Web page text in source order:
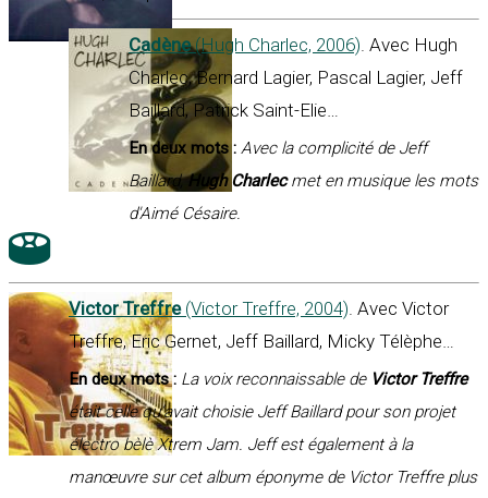
Cadène(Hugh Charlec, 2006). Avec Hugh
Charlec, Bernard Lagier, Pascal Lagier, Jeff
Baillard, Patrick Saint-Elie…
En deux mots : Avec la complicité de Jeff
Baillard,Hugh Charlecmet en musique les mots
d'Aimé Césaire.
Victor Treffre(Victor Treffre, 2004). Avec Victor
Treffre, Eric Gernet, Jeff Baillard, Micky Télèphe…
En deux mots : La voix reconnaissable de Victor Treffre
était celle qu’avait choisie Jeff Baillard pour son projet
électro bèlè Xtrem Jam. Jeff est également à la
manœuvre sur cet album éponyme de Victor Treffre plus